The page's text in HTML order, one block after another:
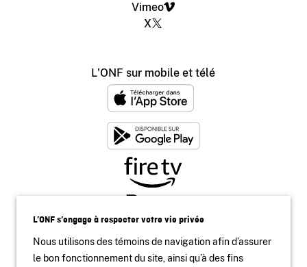
Vimeo
X
L'ONF sur mobile et télé
L’ONF s’engage à respecter votre vie privée
Nous utilisons des témoins de navigation afin d’assurer
le bon fonctionnement du site, ainsi qu’à des fins